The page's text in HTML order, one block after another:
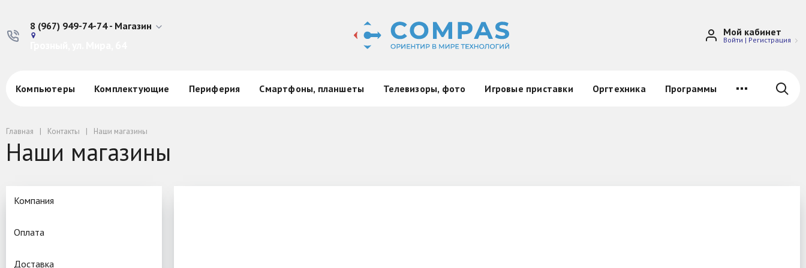
8 (967) 949-74-74 - Магазин Мой кабинет
Войти | Регистрация
Компьютеры Комплектующие Периферия Смартфоны, планшеты Телевизоры, фото Игровые приставки Оргтехника Программы
Главная Контакты Наши магазины
Наши магазины
Компания
Оплата
Доставка